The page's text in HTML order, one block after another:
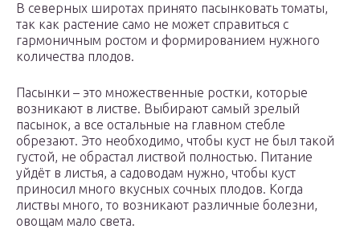
В северных широтах принято пасынковать томаты,
так как растение само не может справиться с
гармоничным ростом и формированием нужного
количества плодов.
Пасынки – это множественные ростки, которые
возникают в листве. Выбирают самый зрелый
пасынок, а все остальные на главном стебле
обрезают. Это необходимо, чтобы куст не был такой
густой, не обрастал листвой полностью. Питание
уйдёт в листья, а садоводам нужно, чтобы куст
приносил много вкусных сочных плодов. Когда
листвы много, то возникают различные болезни,
овощам мало света.